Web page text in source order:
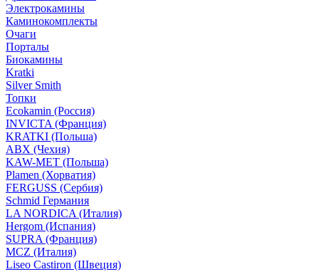
Электрокамины
Каминокомплекты
Очаги
Порталы
Биокамины
Kratki
Silver Smith
Топки
Ecokamin (Россия)
INVICTA (Франция)
KRATKI (Польша)
ABX (Чехия)
KAW-MET (Польша)
Plamen (Хорватия)
FERGUSS (Сербия)
Schmid Германия
LA NORDICA (Италия)
Hergom (Испания)
SUPRA (Франция)
MCZ (Италия)
Liseo Castiron (Швеция)